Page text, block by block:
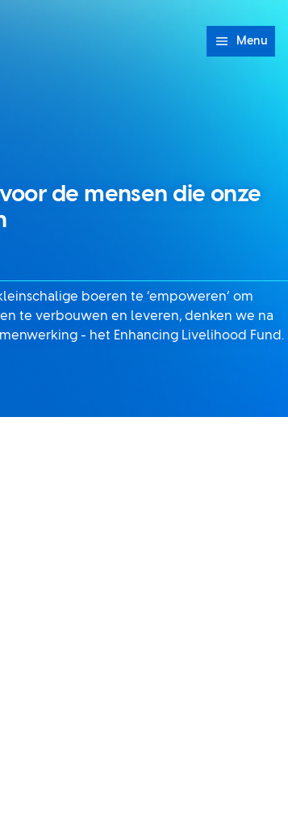
Menu
de mensen die onze
boeren te ‘empoweren’ om
te verbouwen en leveren, denken we na
- het Enhancing Livelihood Fund.